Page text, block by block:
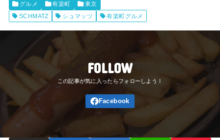
グルメ 有楽町
東京
SCHMATZ
シュマッツ 有楽町グルメ
FOLLOW